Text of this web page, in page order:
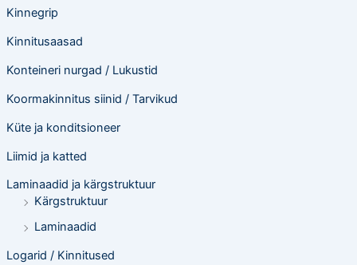
Kinnegrip
Kinnitusaasad
Konteineri nurgad / Lukustid
Koormakinnitus siinid / Tarvikud
Küte ja konditsioneer
Liimid ja katted
Laminaadid ja kärgstruktuur
Kärgstruktuur
Laminaadid
Logarid / Kinnitused